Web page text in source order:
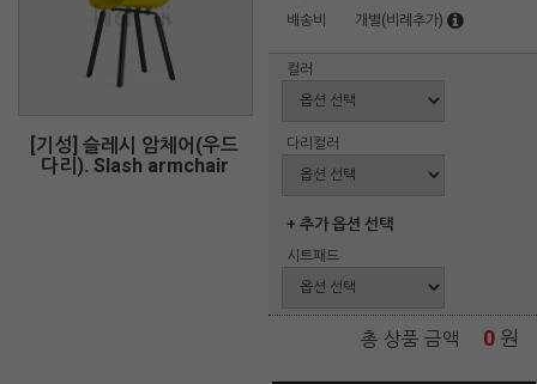
[기성] 슬레시 암체어(우드
다리). Slash armchair
배송비
개별(비례추가)
컬러
다리컬러
+ 추가 옵션 선택
시트패드
총 상품 금액 0 원